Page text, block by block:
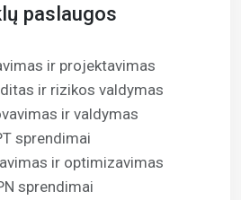
paslaugos
ir projektavimas
ir rizikos valdymas
ir valdymas
sprendimai
ir optimizavimas
sprendimai